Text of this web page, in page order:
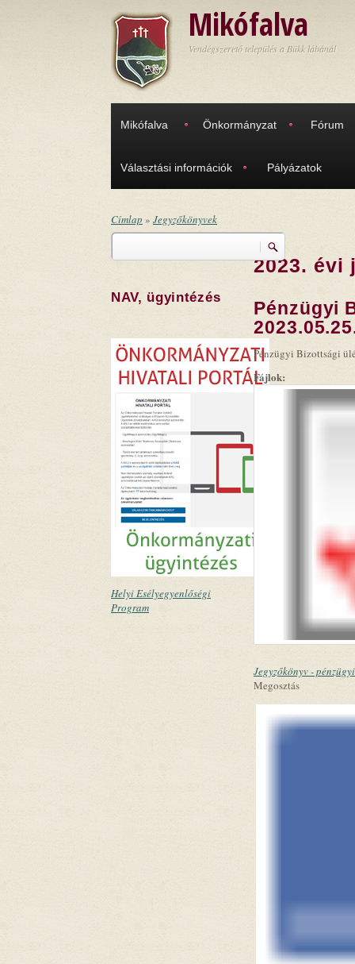
Mikófalva
Vendégszerető település a Bükk lábánál
Mikófalva Önkormányzat Fórum
Választási információk Pályázatok
Címlap » Jegyzőkönyvek
Keresés
NAV, ügyintézés
Helyi Esélyegyenlőségi
Program
2023. évi
Pénzügyi
Pénzügyi Bizottsági
Fájlok:
Jegyzőkönyv -
Megosztás